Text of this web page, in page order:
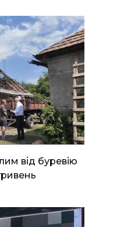
від буревію